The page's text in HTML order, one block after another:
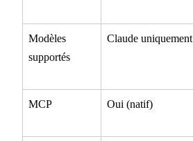
Modèles
supportés
Claude uniquement
MCP Oui (natif)